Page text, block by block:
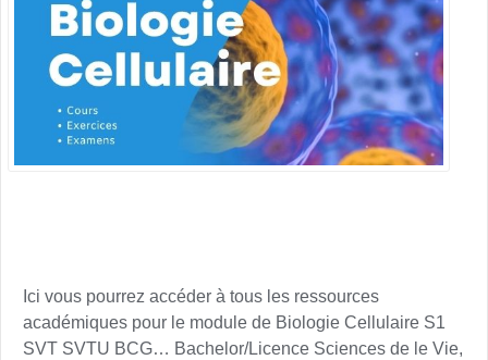
Ici vous pourrez accéder à tous les ressources
académiques pour le module de Biologie Cellulaire S1
SVT SVTU BCG… Bachelor/Licence Sciences de le Vie,